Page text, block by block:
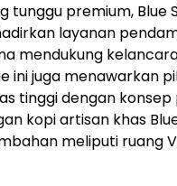
tunggu premium, Blue
layanan
mendukung
ini juga menawarkan
tinggi dengan
kopi artisan khas
meliputi ruang